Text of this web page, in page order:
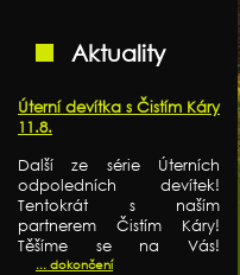
Aktuality
Úterní devítka s Čistím Káry
11.8.
Další ze série Úterních
odpoledních devítek!
Tentokrát s naším
partnerem Čistím Káry!
Těšíme se na Vás!
... dokončení